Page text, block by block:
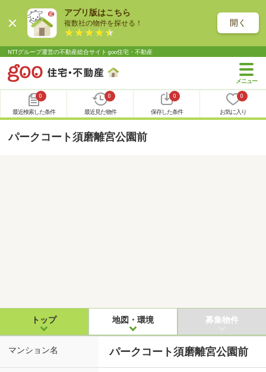
アプリ版はこちら
複数社の物件を探せる！ 開く
NTTグループ運営の不動産総合サイト goo住宅・不動産
0
最近検索した条件
0
最近見た物件
0
保存した条件
0
お気に入り
パークコート須磨離宮公園前
トップ 地図・環境 募集物件
マンション名 パークコート須磨離宮公園前